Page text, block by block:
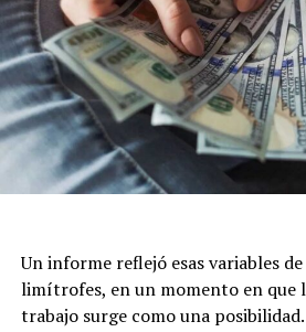
Un informe reflejó esas variables
limítrofes, en un momento en que
trabajo surge como una posibilidad.